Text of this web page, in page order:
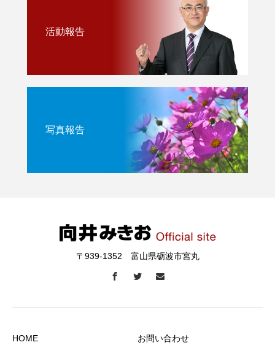
活動報告
写真報告
〒939-1352 富山県砺波市宮丸
HOME お問い合わせ